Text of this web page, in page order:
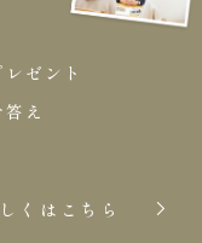
ゼント
え
くはこちら